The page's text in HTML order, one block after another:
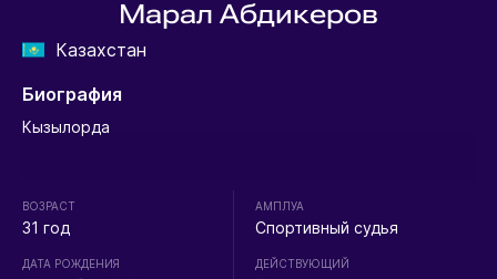
Марал Абдикеров
Казахстан
Биография
Кызылорда
ВОЗРАСТ
31 год
ДАТА РОЖДЕНИЯ
АМПЛУА
Спортивный судья
ДЕЙСТВУЮЩИЙ